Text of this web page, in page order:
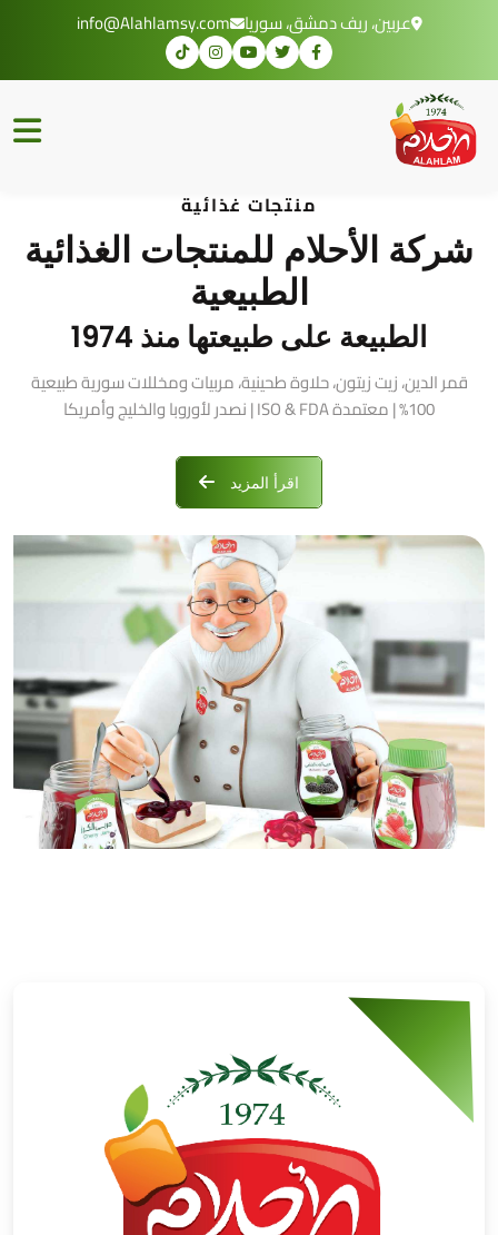
عربين، ريف دمشق، سوريا info@Alahlamsy.com
منتجات غذائية
شركة الأحلام للمنتجات الغذائية
الطبيعية
الطبيعة على طبيعتها منذ 1974
قمر الدين، زيت زيتون، حلاوة طحينية، مربيات ومخللات سورية طبيعية
100% | معتمدة ISO & FDA | نصدر لأوروبا والخليج وأمريكا
اقرأ المزيد